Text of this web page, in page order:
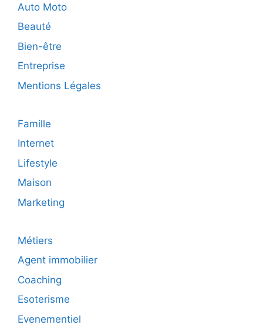
Auto Moto
Beauté
Bien-être
Entreprise
Mentions Légales
Famille
Internet
Lifestyle
Maison
Marketing
Métiers
Agent immobilier
Coaching
Esoterisme
Evenementiel